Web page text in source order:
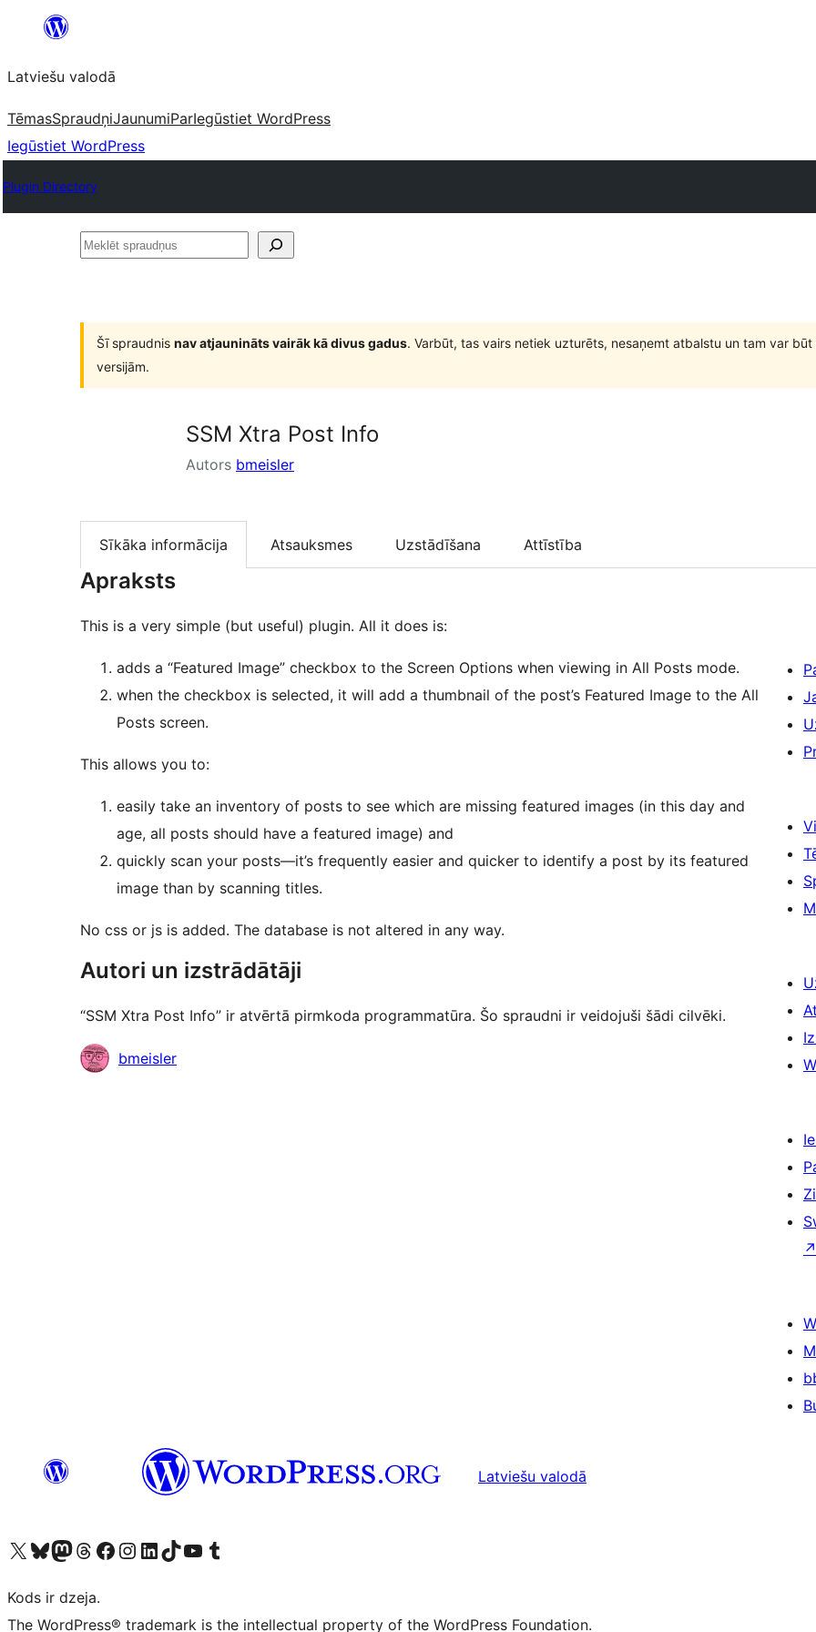
Pāriet
saturu
Latviešu valodā
TēmasSpraudņiJaunumiParIegūstiet WordPress
Iegūstiet WordPress
Plugin Directory
Meklēt
Šī spraudnis nav atjaunināts vairāk kā divus gadus. Varbūt, tas vairs netiek uzturēts, nesaņemt atbalstu un tam var
versijām.
SSM Xtra Post Info
Autors bmeisler
Sīkāka informācija Atsauksmes Uzstādīšana Attīstība
Apraksts
This is a very simple (but useful) plugin. All it does is:
adds a “Featured Image” checkbox to the Screen Options when viewing in All Posts mode.
when the checkbox is selected, it will add a thumbnail of the post’s Featured Image to the All
Posts screen.
This allows you to:
easily take an inventory of posts to see which are missing featured images (in this day and
age, all posts should have a featured image) and
quickly scan your posts—it’s frequently easier and quicker to identify a post by its featured
image than by scanning titles.
No css or js is added. The database is not altered in any way.
Autori un izstrādātāji
“SSM Xtra Post Info” ir atvērtā pirmkoda programmatūra. Šo spraudni ir veidojuši šādi cilvēki.
Līdzdalībnieki
bmeisler
↗
Latviešu valodā
Apmeklējiet mūsu X (agrāk Twitter) kontu
Apmeklējiet mūsu Bluesky kontu
Apmeklējiet mūsu Mastodon kontu
Apmeklējiet mūsu Threads kontu
Apmeklējiet mūsu Facebook lapuApmeklējiet mūsu Instagram kontu
Apmeklējiet mūsu LinkedIn kontu
Apmeklējiet mūsu TikTok kontu
Apmeklējiet mūsu YouTube kanālu
Apmeklējiet mūsu Tumblr kontu
Kods ir dzeja.
The WordPress® trademark is the intellectual property of the WordPress Foundation.